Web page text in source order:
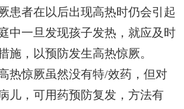
患者在以后出现高热时仍会引起
中一旦发现孩子发热，就应及时
施，以预防发生高热惊厥。
热惊厥虽然没有特/效药，但对
儿，可用药预防复发，方法有